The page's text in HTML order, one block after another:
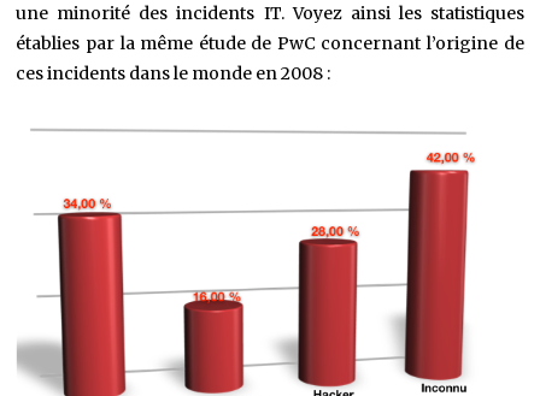
une minorité des incidents IT. Voyez ainsi les statistiques
établies par la même étude de PwC concernant l’origine de
ces incidents dans le monde en 2008 :